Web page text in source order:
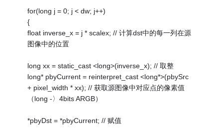
for(long j = 0; j < dw; j++)
{
float inverse_x = j * scalex; // 计算dst中的每一列在源
图像中的位置
long xx = static_cast <long>(inverse_x); // 取整
long* pbyCurrent = reinterpret_cast <long*>(pbySrc
+ pixel_width * xx); // 获取源图像中对应点的像素值
（long -〉4bits ARGB）
*pbyDst = *pbyCurrent; // 赋值